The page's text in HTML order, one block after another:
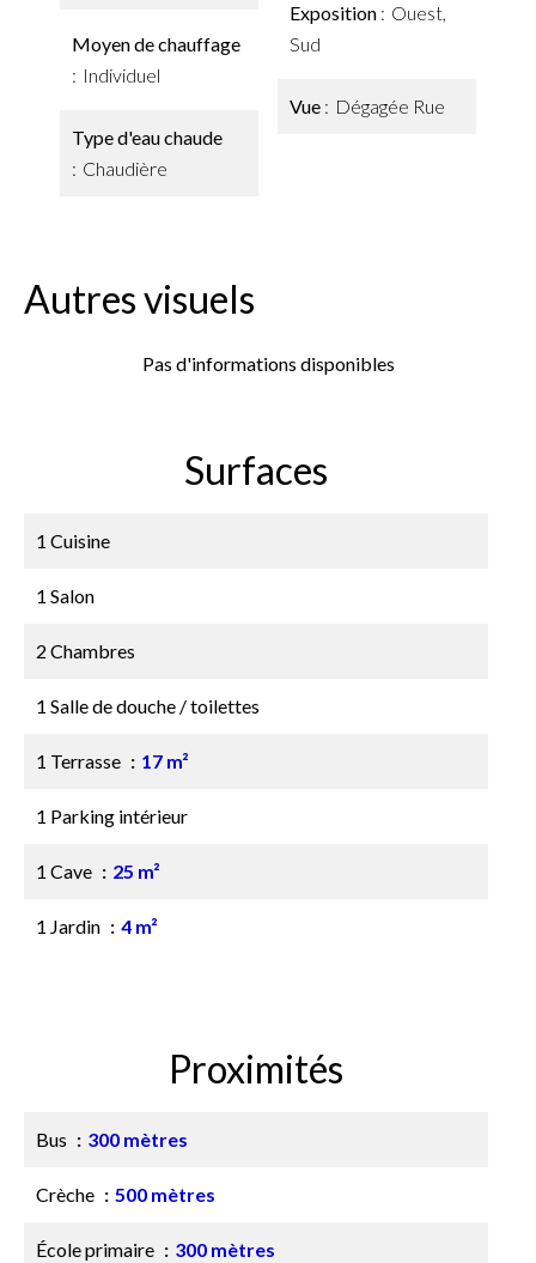
Moyen de chauffage
Individuel
Type d'eau chaude
Chaudière
Exposition
Ouest,
Sud
Vue Dégagée Rue
Autres visuels
Pas d'informations disponibles
Surfaces
1 Cuisine
1 Salon
2 Chambres
1 Salle de douche / toilettes
1 Terrasse 17 m²
1 Parking intérieur
1 Cave 25 m²
1 Jardin 4 m²
Proximités
Bus 300 mètres
Crèche 500 mètres
École primaire 300 mètres